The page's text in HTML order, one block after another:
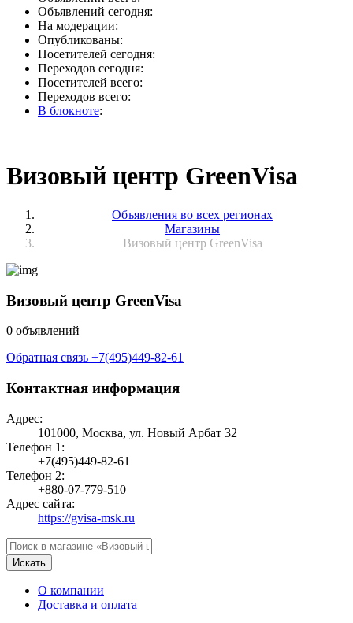
Объявлений сегодня:
На модерации:
Опубликованы:
Посетителей сегодня:
Переходов сегодня:
Посетителей всего:
Переходов всего:
В блокноте:
Визовый центр GreenVisa
Объявления во всех регионах
Магазины
Визовый центр GreenVisa
Визовый центр GreenVisa
0 объявлений
Обратная связь +7(495)449-82-61
Контактная информация
Адрес:
101000, Москва, ул. Новый Арбат 32
Телефон 1:
+7(495)449-82-61
Телефон 2:
+880-07-779-510
Адрес сайта:
https://gvisa-msk.ru
Искать
О компании
Доставка и оплата